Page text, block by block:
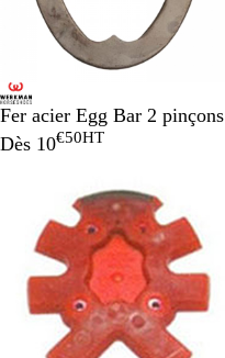
Fer acier Egg Bar 2 pinçons
Dès 10€50HT